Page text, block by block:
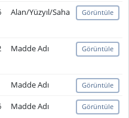
Alan/Yüzyıl/Saha Görüntüle
Madde Adı Görüntüle
Madde Adı Görüntüle
Madde Adı Görüntüle